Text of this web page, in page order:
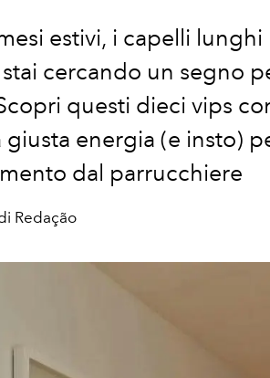
estivi, i capelli lunghi
cercando un segno
questi dieci vips
energia (e insto)
dal parrucchiere
Redação